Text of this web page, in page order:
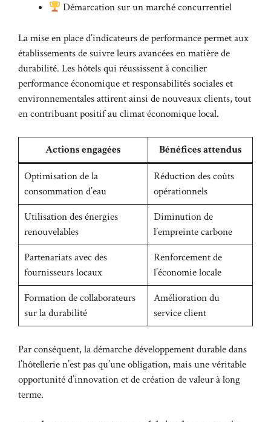
Démarcation sur un marché concurrentiel
La mise en place d’indicateurs de performance permet aux
établissements de suivre leurs avancées en matière de
durabilité. Les hôtels qui réussissent à concilier
performance économique et responsabilités sociales et
environnementales attirent ainsi de nouveaux clients, tout
en contribuant positif au climat économique local.
Actions engagées
Bénéfices attendus
Optimisation de la
consommation d’eau
Réduction des coûts
opérationnels
Utilisation des énergies
renouvelables
Diminution de
l’empreinte carbone
Partenariats avec des
fournisseurs locaux
Renforcement de
l’économie locale
Formation de collaborateurs
sur la durabilité
Amélioration du
service client
Par conséquent, la démarche développement durable dans
l’hôtellerie n’est pas qu’une obligation, mais une véritable
opportunité d’innovation et de création de valeur à long
terme.